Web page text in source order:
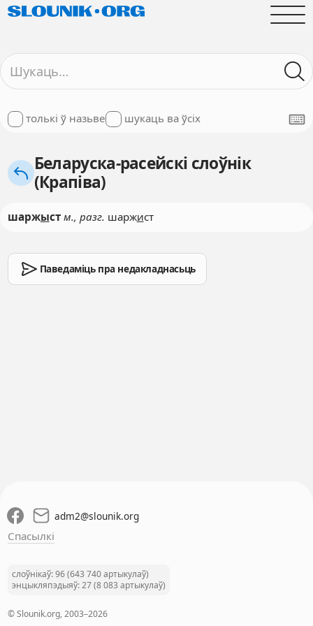
толькі ў назьве шукаць ва ўсіх
Беларуска-расейскі слоўнік
(Крапіва)
шаржыст м., разг. шаржист
Паведаміць пра недакладнасьць
adm2@slounik.org
Спасылкі
слоўнікаў: 96 (643 740 артыкулаў)
энцыкляпэдыяў: 27 (8 083 артыкулаў)
© Slounik.org, 2003–2026